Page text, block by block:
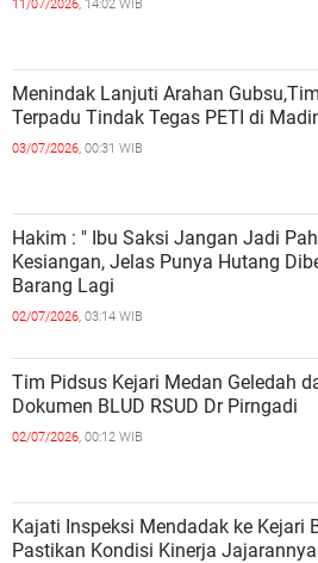
11/07/2026, 14:02 WIB
Menindak Lanjuti Arahan Gubsu,Tim
Terpadu Tindak Tegas PETI di
03/07/2026, 00:31 WIB
Hakim : " Ibu Saksi Jangan Jadi
Kesiangan, Jelas Punya Hutang
Barang Lagi
02/07/2026, 03:14 WIB
Tim Pidsus Kejari Medan Geledah
Dokumen BLUD RSUD Dr Pirngadi
02/07/2026, 00:12 WIB
Kajati Inspeksi Mendadak ke Kejari
Pastikan Kondisi Kinerja Jajarannya